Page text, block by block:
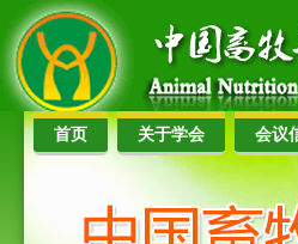
首页 关于学会 会议